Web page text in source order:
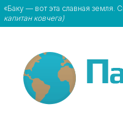
«Баку — вот эта славная земля.
капитан ковчега)